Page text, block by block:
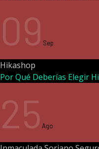
09 Sep
Hikashop
Por Qué Deberías Elegir
25 Ago